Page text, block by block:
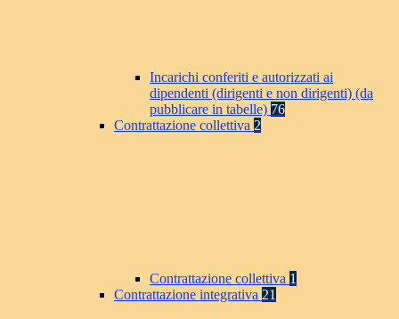
Incarichi conferiti e autorizzati ai
dipendenti (dirigenti e non dirigenti) (da
pubblicare in tabelle) 76
Contrattazione collettiva 2
Contrattazione collettiva 1
Contrattazione integrativa 21